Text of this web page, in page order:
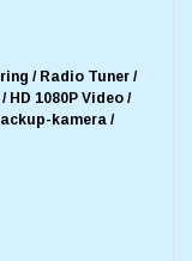
/ Radio Tuner /
1080P Video /
kamera /